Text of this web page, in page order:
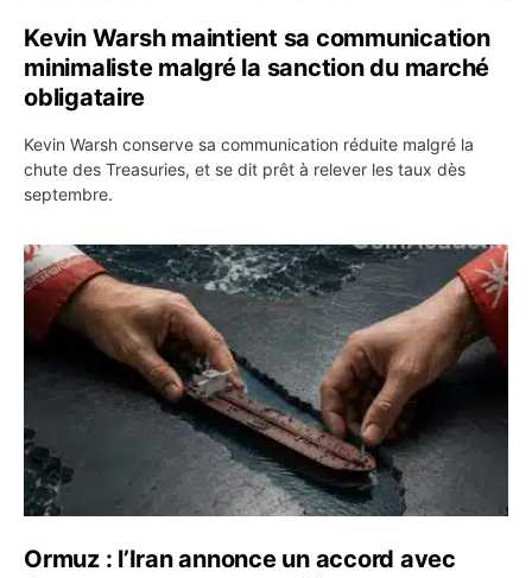
Kevin Warsh maintient sa communication
minimaliste malgré la sanction du marché
obligataire
Kevin Warsh conserve sa communication réduite malgré la
chute des Treasuries, et se dit prêt à relever les taux dès
septembre.
Ormuz : l’Iran annonce un accord avec Oman sur une
Ormuz : l’Iran annonce un accord avec